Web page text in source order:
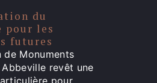
du
pour les
futures
de Monuments
revêt une
pour